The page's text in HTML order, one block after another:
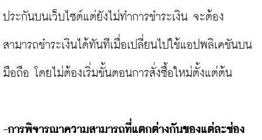
ประกันบนเว็บไซต์แต่ยังไม่ทำการชำระเงิน จะต้อง
สามารถชำระเงินได้ทันทีเมื่อเปลี่ยนไปใช้แอปพลิเคชันบน
มือถือ โดยไม่ต้องเริ่มขั้นตอนการสั่งซื้อใหม่ตั้งแต่ต้น
-การพิจารณาความสามารถที่แตกต่างกันของแต่ละช่อง